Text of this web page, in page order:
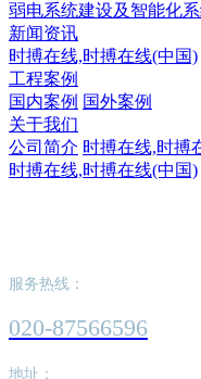
弱电系统建设及智能化
新闻资讯
时搏在线,时搏在线(中国)
工程案例
国内案例 国外案例
关于我们
公司简介 时搏在线,时搏
时搏在线,时搏在线(中国)
服务热线：
020-87566596
地址：